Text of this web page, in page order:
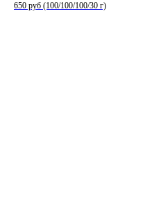
650 руб (100/100/100/30 г)